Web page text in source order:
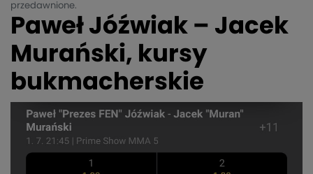
przedawnione.
Paweł Jóźwiak – Jacek
Murański, kursy
bukmacherskie